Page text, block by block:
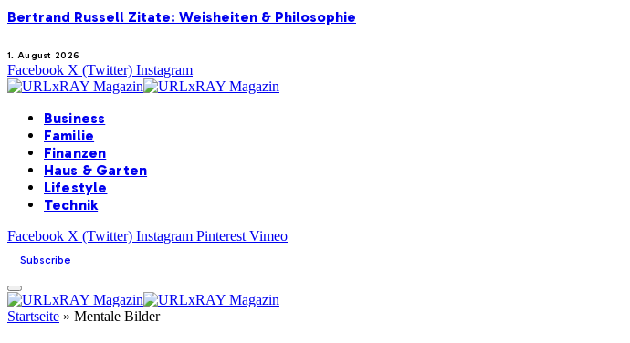
Bertrand Russell Zitate: Weisheiten & Philosophie
1. August 2026
Facebook X (Twitter) Instagram
Business
Familie
Finanzen
Haus & Garten
Lifestyle
Technik
Facebook X (Twitter) Instagram Pinterest Vimeo
Subscribe
Startseite » Mentale Bilder